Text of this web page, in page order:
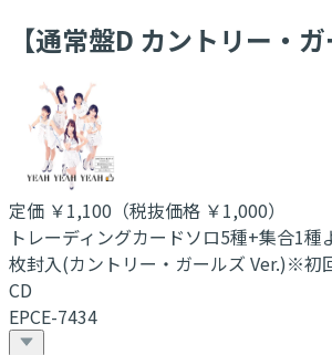
【通常盤D カントリー・ガ
定価 ￥1,100 （税抜価格 ￥1,000）
トレーディングカードソロ5種+集合1種
枚封入(カントリー・ガールズ Ver.)※初
CD
EPCE-7434